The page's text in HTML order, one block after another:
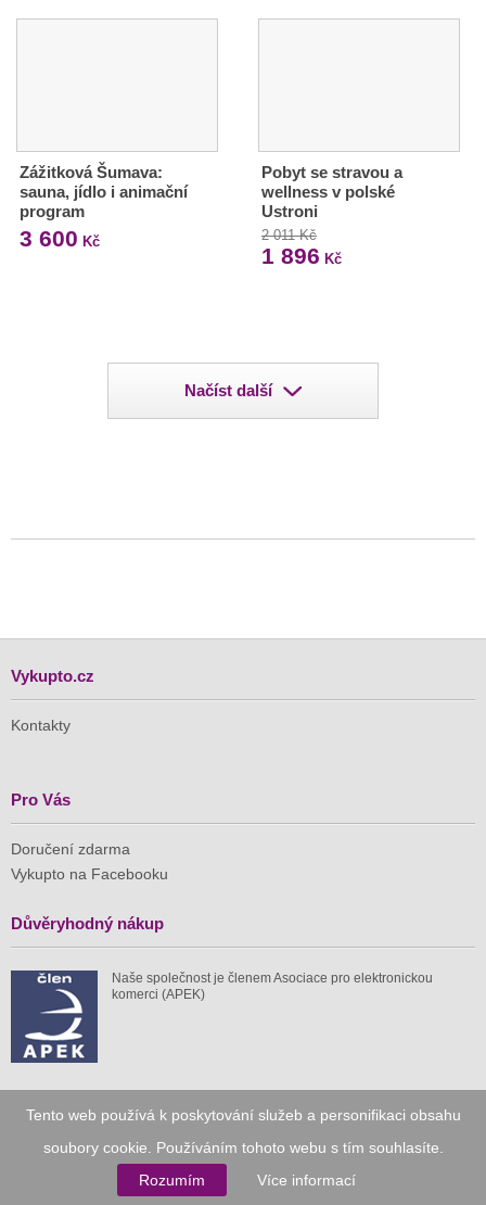
Tento web používá k poskytování služeb a personifikaci obsahu
soubory cookie. Používáním tohoto webu s tím souhlasíte.
Rozumím
Více informací
Zážitková Šumava:
sauna, jídlo i animační
program
3 600 Kč
Pobyt se stravou a
wellness v polské
Ustroni
2 011 Kč
1 896 Kč
Načíst další
Vykupto.cz
Kontakty
Pro Vás
Doručení zdarma
Vykupto na Facebooku
Důvěryhodný nákup
Naše společnost je členem Asociace pro elektronickou
komerci (APEK)
Již od roku 2010
spuštěných nabídek